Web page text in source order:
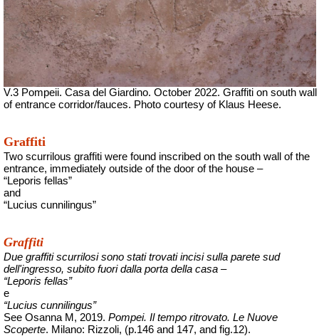
V.3 Pompeii. Casa del Giardino. October 2022. Graffiti on south wall
of entrance corridor/fauces. Photo courtesy of Klaus Heese.
Graffiti
Two scurrilous graffiti were found inscribed on the south wall of the
entrance, immediately outside of the door of the house –
“Leporis fellas”
and
“Lucius cunnilingus”
Graffiti
Due graffiti scurrilosi sono stati trovati incisi sulla parete sud
dell'ingresso, subito fuori dalla porta della casa –
“Leporis fellas”
e
“Lucius cunnilingus”
See Osanna M, 2019. Pompei. Il tempo ritrovato. Le Nuove
Scoperte. Milano: Rizzoli, (p.146 and 147, and fig.12).